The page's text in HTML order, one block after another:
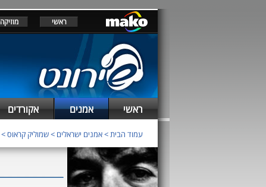
ראשי מוזיקה
ראשי אמנים אקורדים
עמוד הבית>אמנים ישראלים >שמוליק קראוס>